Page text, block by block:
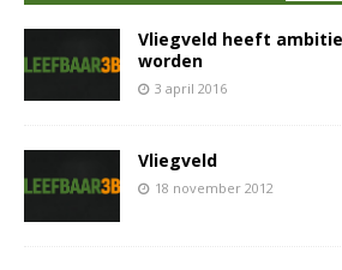
Vliegveld heeft
worden
3 april 2016
Vliegveld
18 november 2012